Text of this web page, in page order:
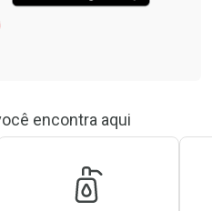
encontra aqui